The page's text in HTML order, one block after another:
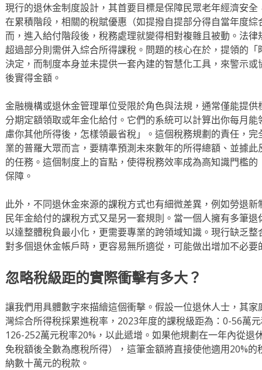
現行的退休金制度設計，其首要目標是保障民眾老年經濟安
在累積階段，相關的稅賦優惠（如提撥自提部分得自當年度
而，進入給付階段後，稅務處理就變得相對複雜且被動。法
超過部分則需併入綜合所得課稅。問題的核心在於，提領的
決定，而制度本身並未提供一套內建的智慧化工具，來警示
後實得金額。
金融機構或退休金管理單位受限於角色與法規，通常僅能提
分期定額領取或年金化給付。它們的系統可以計算出你每月
慮你其他所得後，怎樣領最省稅」。這個稅務規劃的責任，
業的普羅大眾而言，要精準預測未來數年的所得總額、並據
的任務。這個制度上的盲點，使得稅務效率成為高知識門檻
保障。
此外，不同退休金來源的課稅方式也有細微差異，例如勞退
民年金給付的課稅方式又是另一套規則。當一個人擁有多筆
以達整體稅負最小化，更需要專業的跨領域知識。現行缺乏
對多個退休金帳戶時，更容易無所適從，可能做出增加不必要
忽略稅級距的實際衝擊有多大？
讓我們用具體數字來描繪這個衝擊。假設一位退休人士，其
灣綜合所得稅採累進稅率，2023年度的課稅級距為：0-56萬
126-252萬元稅率20%，以此遞增。如果他規劃在一年內從退
免稅額後全數為應稅所得），這筆金額將直接使他適用20%
納數十萬元的稅款。